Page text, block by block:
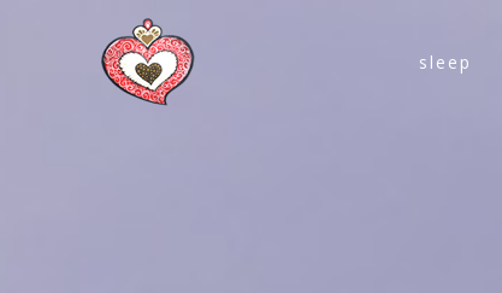
sleep